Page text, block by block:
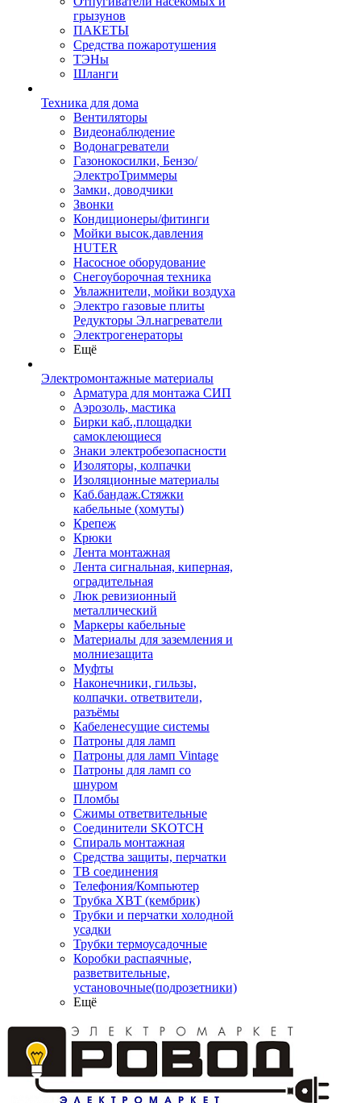
грызунов
ПАКЕТЫ
Средства пожаротушения
ТЭНы
Шланги
Техника для дома
Вентиляторы
Видеонаблюдение
Водонагреватели
Газонокосилки, Бензо/
ЭлектроТриммеры
Замки, доводчики
Звонки
Кондиционеры/фитинги
Мойки высок.давления
HUTER
Насосное оборудование
Снегоуборочная техника
Увлажнители, мойки воздуха
Электро газовые плиты
Редукторы Эл.нагреватели
Электрогенераторы
Ещё
Электромонтажные материалы
Арматура для монтажа СИП
Аэрозоль, мастика
Бирки каб.,площадки
самоклеющиеся
Знаки электробезопасности
Изоляторы, колпачки
Изоляционные материалы
Каб.бандаж.Стяжки
кабельные (хомуты)
Крепеж
Крюки
Лента монтажная
Лента сигнальная, киперная,
оградительная
Люк ревизионный
металлический
Маркеры кабельные
Материалы для заземления и
молниезащита
Муфты
Наконечники, гильзы,
колпачки. ответвители,
разъёмы
Кабеленесущие системы
Патроны для ламп
Патроны для ламп Vintage
Патроны для ламп со
шнуром
Пломбы
Сжимы ответвительные
Соединители SKOTCH
Спираль монтажная
Средства защиты, перчатки
ТВ соединения
Телефония/Компьютер
Трубка ХВТ (кембрик)
Трубки и перчатки холодной
усадки
Трубки термоусадочные
Коробки распаячные,
разветвительные,
установочные(подрозетники)
Ещё